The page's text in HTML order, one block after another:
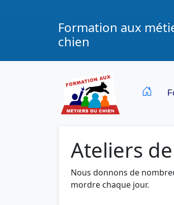
Formation aux
chien
Ateliers
Nous donnons de
mordre chaque jour.